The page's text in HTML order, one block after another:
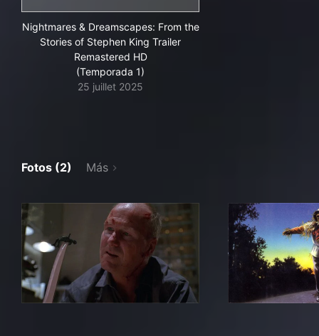
Nightmares & Dreamscapes: From the
Stories of Stephen King Trailer
Remastered HD
(Temporada 1)
25 juillet 2025
Fotos (2) Más